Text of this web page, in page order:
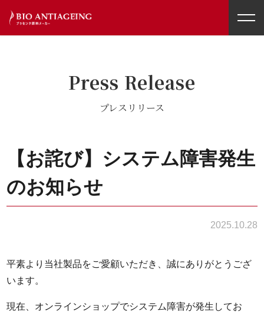
Press Release
プレスリリース
【お詫び】システム障害発生
のお知らせ
2025.10.28
平素より当社製品をご愛顧いただき、誠にありがとうござ
います。
現在、オンラインショップでシステム障害が発生してお